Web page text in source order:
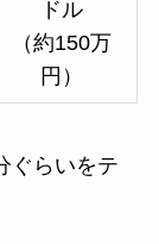
ドル
（約150万
円）
ぐらいをテ